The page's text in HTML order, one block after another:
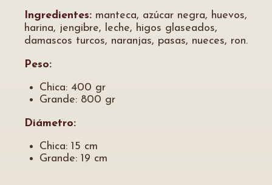
Ingredientes: manteca, azúcar negra, huevos,
harina, jengibre, leche, higos glaseados,
damascos turcos, naranjas, pasas, nueces, ron.
Peso:
Chica: 400 gr
Grande: 800 gr
Diámetro:
Chica: 15 cm
Grande: 19 cm